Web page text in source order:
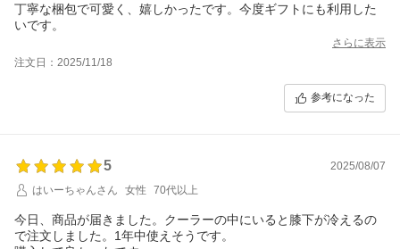
丁寧な梱包で可愛く、嬉しかったです。今度ギフトにも利用した
いです。
さらに表示
注文日：2025/11/18
参考になった
5
2025/08/07
はいーちゃんさん
女性 70代以上
今日、商品が届きました。クーラーの中にいると膝下が冷えるの
で注文しました。1年中使えそうです。